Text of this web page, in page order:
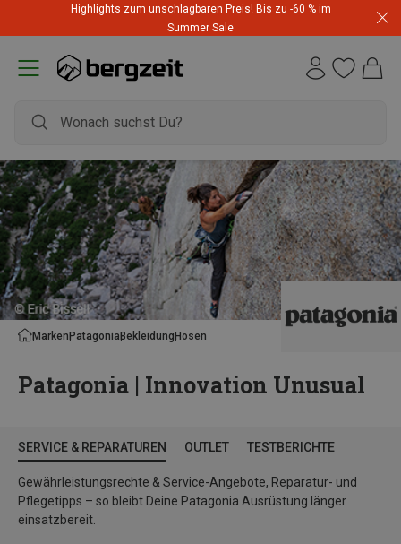
Highlights zum unschlagbaren Preis! Bis zu -60 % im
Summer Sale
MarkenPatagoniaBekleidungHosen
Patagonia | Innovation Unusual
SERVICE & REPARATUREN OUTLET TESTBERICHTE
Gewährleistungsrechte & Service-Angebote, Reparatur- und
Pflegetipps – so bleibt Deine Patagonia Ausrüstung länger
einsatzbereit.